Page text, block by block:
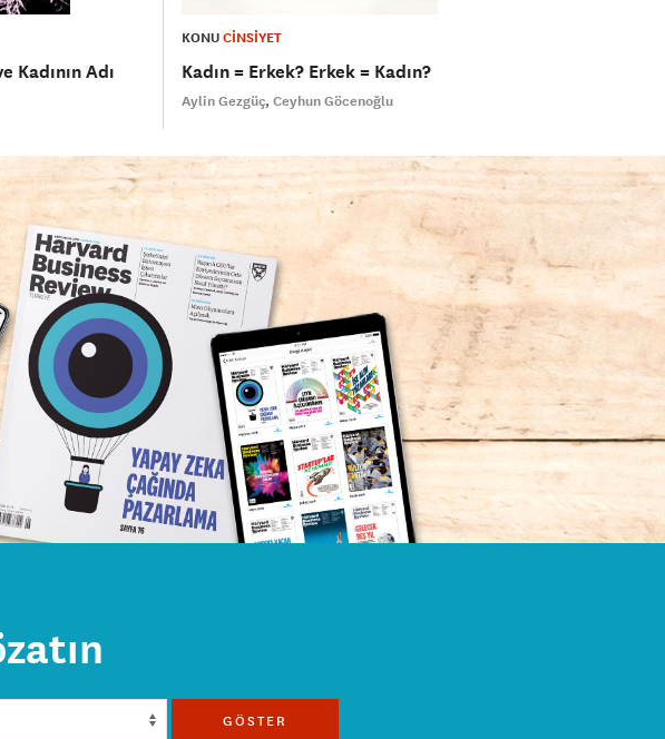
Kadının Adı
KONUCİNSİYET
Kadın = Erkek? Erkek = Kadın?
Aylin Gezgüç Ceyhun Göcenoğlu
GÖSTER